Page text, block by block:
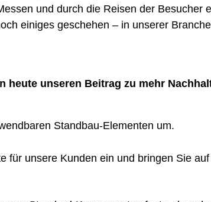
und durch die Reisen der Besucher
einiges geschehen – in unserer
unseren Beitrag zu mehr
Standbau-Elementen um.
für unsere Kunden ein und bringen Sie